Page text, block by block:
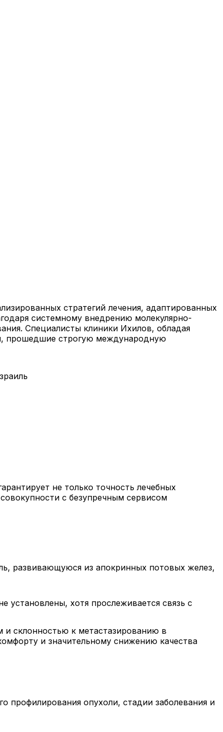
стратегий лечения, адаптированных
системному внедрению молекулярно-
Специалисты клиники Ихилов, обладая
прошедшие строгую международную
не только точность лечебных
с безупречным сервисом
развивающуюся из апокринных потовых желез,
установлены, хотя прослеживается связь с
и склонностью к метастазированию в
и значительному снижению качества
профилирования опухоли, стадии заболевания и